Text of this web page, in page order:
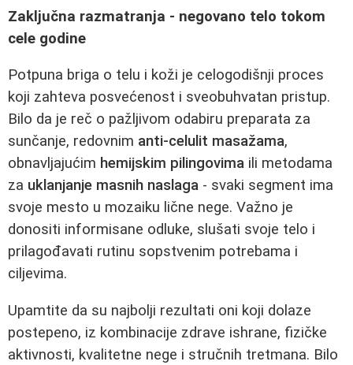
Zaključna razmatranja - negovano telo tokom
cele godine
Potpuna briga o telu i koži je celogodišnji proces
koji zahteva posvećenost i sveobuhvatan pristup.
Bilo da je reč o pažljivom odabiru preparata za
sunčanje, redovnim anti-celulit masažama,
obnavljajućim hemijskim pilingovima ili metodama
za uklanjanje masnih naslaga - svaki segment ima
svoje mesto u mozaiku lične nege. Važno je
donositi informisane odluke, slušati svoje telo i
prilagođavati rutinu sopstvenim potrebama i
ciljevima.
Upamtite da su najbolji rezultati oni koji dolaze
postepeno, iz kombinacije zdrave ishrane, fizičke
aktivnosti, kvalitetne nege i stručnih tretmana. Bilo